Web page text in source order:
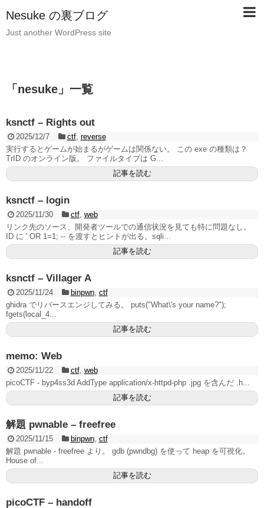
Nesuke の裏ブログ
Just another WordPress site
「 nesuke 」 一覧
ksnctf – Rights out
2025/12/7 ctf, reverse
実行するとゲームが始まるがゲームは関係ない。 この exe の種類は？
TrID のオンライン版。 ファイルタイプは G...
記事を読む
ksnctf – login
2025/11/30 ctf, web
リンク先のソース、開発者ツールでの通信状況を見ても特に問題なし。
ID に ' OR 1=1; -- を渡すとヒントが出る。sqli...
記事を読む
ksnctf – Villager A
2025/11/24 binpwn, ctf
ghidra でリバースエンジしてみる。 puts("What\'s your name?");
fgets(local_4...
記事を読む
memo: Web
2025/11/22 ctf, web
picoCTF - byp4ss3d AddType application/x-httpd-php .jpg を含んだ .h...
記事を読む
解題 pwnable – freefree
2025/11/15 binpwn, ctf
解題 pwnable - freefree より。 gdb (pwndbg) を使って heap を可視化。
House of...
記事を読む
picoCTF – handoff